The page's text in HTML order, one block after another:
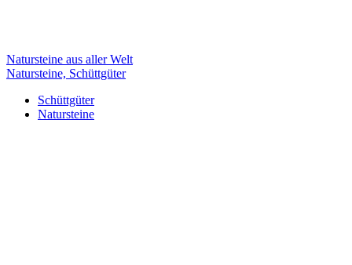
Natursteine aus aller Welt
Natursteine, Schüttgüter
Schüttgüter
Natursteine